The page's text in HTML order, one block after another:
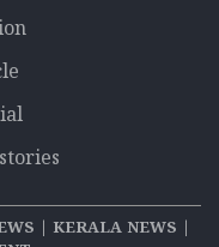
| KERALA NEWS |